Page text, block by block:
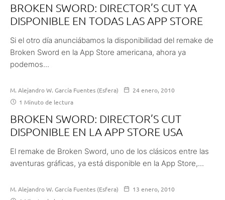
BROKEN SWORD: DIRECTOR’S CUT YA
DISPONIBLE EN TODAS LAS APP STORE
Si el otro día anunciábamos la disponibilidad del remake de
Broken Sword en la App Store americana, ahora ya
podemos...
M. Alejandro W. García Fuentes (Esfera)
24 enero, 2010
1 Minuto de lectura
BROKEN SWORD: DIRECTOR’S CUT
DISPONIBLE EN LA APP STORE USA
El remake de Broken Sword, uno de los clásicos entre las
aventuras gráficas, ya está disponible en la App Store,...
M. Alejandro W. García Fuentes (Esfera)
13 enero, 2010